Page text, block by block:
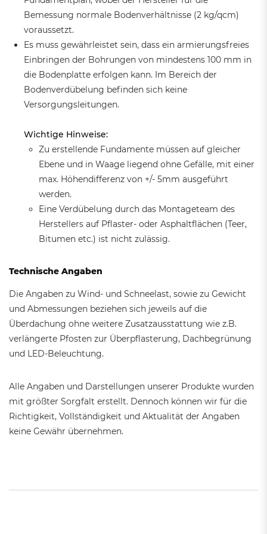
Bemessung normale Bodenverhältnisse (2 kg/qcm)
voraussetzt.
Es muss gewährleistet sein, dass ein armierungsfreies
Einbringen der Bohrungen von mindestens 100 mm in
die Bodenplatte erfolgen kann. Im Bereich der
Bodenverdübelung befinden sich keine
Versorgungsleitungen.
Wichtige Hinweise:
Zu erstellende Fundamente müssen auf gleicher
Ebene und in Waage liegend ohne Gefälle, mit einer
max. Höhendifferenz von +/- 5mm ausgeführt
werden.
Eine Verdübelung durch das Montageteam des
Herstellers auf Pflaster- oder Asphaltflächen (Teer,
Bitumen etc.) ist nicht zulässig.
Technische Angaben
Die Angaben zu Wind- und Schneelast, sowie zu Gewicht
und Abmessungen beziehen sich jeweils auf die
Überdachung ohne weitere Zusatzausstattung wie z.B.
verlängerte Pfosten zur Überpflasterung, Dachbegrünung
und LED-Beleuchtung.
Alle Angaben und Darstellungen unserer Produkte wurden
mit größter Sorgfalt erstellt. Dennoch können wir für die
Richtigkeit, Vollständigkeit und Aktualität der Angaben
keine Gewähr übernehmen.